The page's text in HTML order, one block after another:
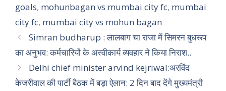
goals, mohunbagan vs mumbai city fc, mumbai
city fc, mumbai city vs mohun bagan
Simran budharup : लालबाग चा राजा में सिमरन बुधरूप
का अनुभव: कर्मचारियों के अस्वीकार्य व्यवहार ने किया निराश..
Delhi chief minister arvind kejriwal:अरविंद
केजरीवाल की पार्टी बैठक में बड़ा ऐलान: 2 दिन बाद देंगे मुख्यमंत्री